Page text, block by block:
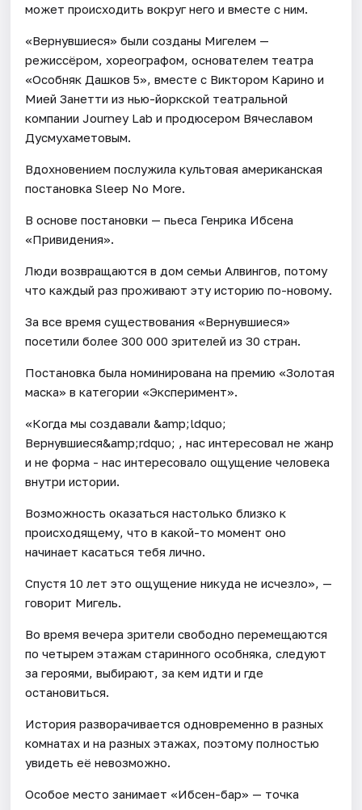
может происходить вокруг него и вместе с ним.
«Вернувшиеся» были созданы Мигелем —
режиссёром, хореографом, основателем театра
«Особняк Дашков 5», вместе с Виктором Карино и
Мией Занетти из нью-йоркской театральной
компании Journey Lab и продюсером Вячеславом
Дусмухаметовым.
Вдохновением послужила культовая американская
постановка Sleep No More.
В основе постановки — пьеса Генрика Ибсена
«Привидения».
Люди возвращаются в дом семьи Алвингов, потому
что каждый раз проживают эту историю по-новому.
За все время существования «Вернувшиеся»
посетили более 300 000 зрителей из 30 стран.
Постановка была номинирована на премию «Золотая
маска» в категории «Эксперимент».
«Когда мы создавали &amp;ldquo;
Вернувшиеся&amp;rdquo; , нас интересовал не жанр
и не форма - нас интересовало ощущение человека
внутри истории.
Возможность оказаться настолько близко к
происходящему, что в какой-то момент оно
начинает касаться тебя лично.
Спустя 10 лет это ощущение никуда не исчезло», —
говорит Мигель.
Во время вечера зрители свободно перемещаются
по четырем этажам старинного особняка, следуют
за героями, выбирают, за кем идти и где
остановиться.
История разворачивается одновременно в разных
комнатах и на разных этажах, поэтому полностью
увидеть её невозможно.
Особое место занимает «Ибсен-бар» — точка